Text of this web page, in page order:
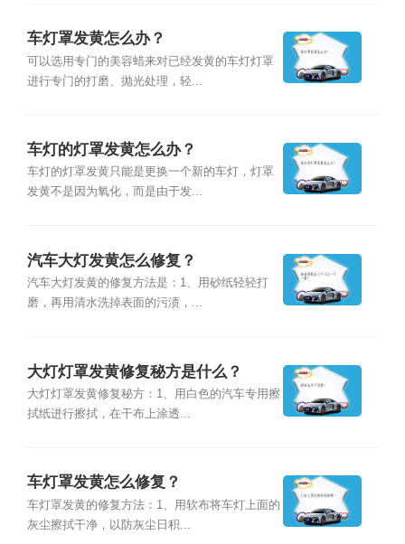
车灯罩发黄怎么办？
可以选用专门的美容蜡来对已经发黄的车灯灯罩
进行专门的打磨、抛光处理，轻...
车灯的灯罩发黄怎么办？
车灯的灯罩发黄只能是更换一个新的车灯，灯罩
发黄不是因为氧化，而是由于发...
汽车大灯发黄怎么修复？
汽车大灯发黄的修复方法是：1、用砂纸轻轻打
磨，再用清水洗掉表面的污渍，...
大灯灯罩发黄修复秘方是什么？
大灯灯罩发黄修复秘方：1、用白色的汽车专用擦
拭纸进行擦拭，在干布上涂透...
车灯罩发黄怎么修复？
车灯罩发黄的修复方法：1、用软布将车灯上面的
灰尘擦拭干净，以防灰尘日积...